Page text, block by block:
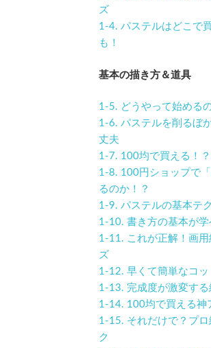
ズ
1-4. パステルはどこで
も！
基本の描き方＆道具
1-5. どうやって始める
1-6. パステルを削るぼ
丈夫
1-7. 100均で買える！
1-8. 100円ショップで
るのか！？
1-9. パステルの基本テ
1-10. 書き方の基本が学
1-11. これが正解！画用
ズ
1-12. 早くて簡単なコッ
1-13. 完成度が激変する
1-14. 100均で買える神
1-15. それだけで？プ
ク